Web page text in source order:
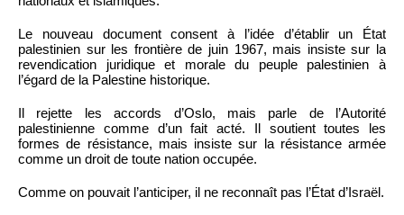
Le nouveau document consent à l’idée d’établir un État
palestinien sur les frontière de juin 1967, mais insiste sur la
revendication juridique et morale du peuple palestinien à
l’égard de la Palestine historique.
Il rejette les accords d’Oslo, mais parle de l’Autorité
palestinienne comme d’un fait acté. Il soutient toutes les
formes de résistance, mais insiste sur la résistance armée
comme un droit de toute nation occupée.
Comme on pouvait l’anticiper, il ne reconnaît pas l’État d’Israël.